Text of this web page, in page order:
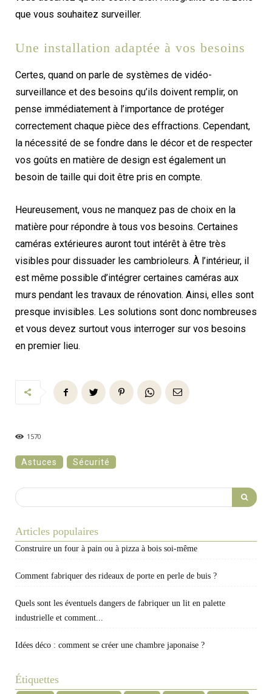
que vous souhaitez surveiller.
Une installation adaptée à vos besoins
Certes, quand on parle de systèmes de vidéo-
surveillance et des besoins qu’ils doivent remplir, on
pense immédiatement à l’importance de protéger
correctement chaque pièce des effractions. Cependant,
la nécessité de se fondre dans le décor et de respecter
vos goûts en matière de design est également un
besoin de taille qui doit être pris en compte.
Heureusement, vous ne manquez pas de choix en la
matière pour répondre à tous vos besoins. Certaines
caméras extérieures auront tout intérêt à être très
visibles pour dissuader les cambrioleurs. À l’intérieur, il
est même possible d’intégrer certaines caméras aux
murs pendant les travaux de rénovation. Ainsi, elles sont
presque invisibles. Les solutions sont donc nombreuses
et vous devez surtout vous interroger sur vos besoins
en premier lieu.
1570
Astuces Sécurité
Articles populaires
Construire un four à pain ou à pizza à bois soi-même
Comment fabriquer des rideaux de porte en perle de buis ?
Quels sont les éventuels dangers de fabriquer un lit en palette
industrielle et comment...
Idées déco : comment se créer une chambre japonaise ?
Étiquettes